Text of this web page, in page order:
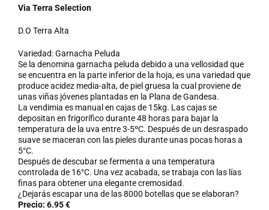
Via Terra Selection
D.O Terra Alta
Variedad: Garnacha Peluda
Se la denomina garnacha peluda debido a una vellosidad que
se encuentra en la parte inferior de la hoja, es una variedad que
produce acidez media-alta, de piel gruesa la cual proviene de
unas viñas jóvenes plantadas en la Plana de Gandesa.
La vendimia es manual en cajas de 15kg. Las cajas se
depositan en frigorífico durante 48 horas para bajar la
temperatura de la uva entre 3-5ºC. Después de un desraspado
suave se maceran con las pieles durante unas pocas horas a
5°C.
Después de descubar se fermenta a una temperatura
controlada de 16°C. Una vez acabada, se trabaja con las lías
finas para obtener una elegante cremosidad.
¿Dejarás escapar una de las 8000 botellas que se elaboran?
Precio: 6.95 €